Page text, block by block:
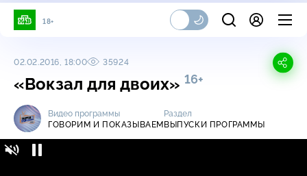
18+
02.02.2016, 18:00 35924
«Вокзал для двоих» 16+
Видео программы
ГОВОРИМ И ПОКАЗЫВАЕМ
Раздел
ВЫПУСКИ ПРОГРАММЫ